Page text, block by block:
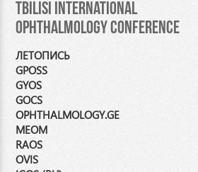
Tbilisi International
Ophthalmology Conference
ЛЕТОПИСЬ
GPOSS
GYOS
GOCS
OPHTHALMOLOGY.GE
MEOM
RAOS
OVIS